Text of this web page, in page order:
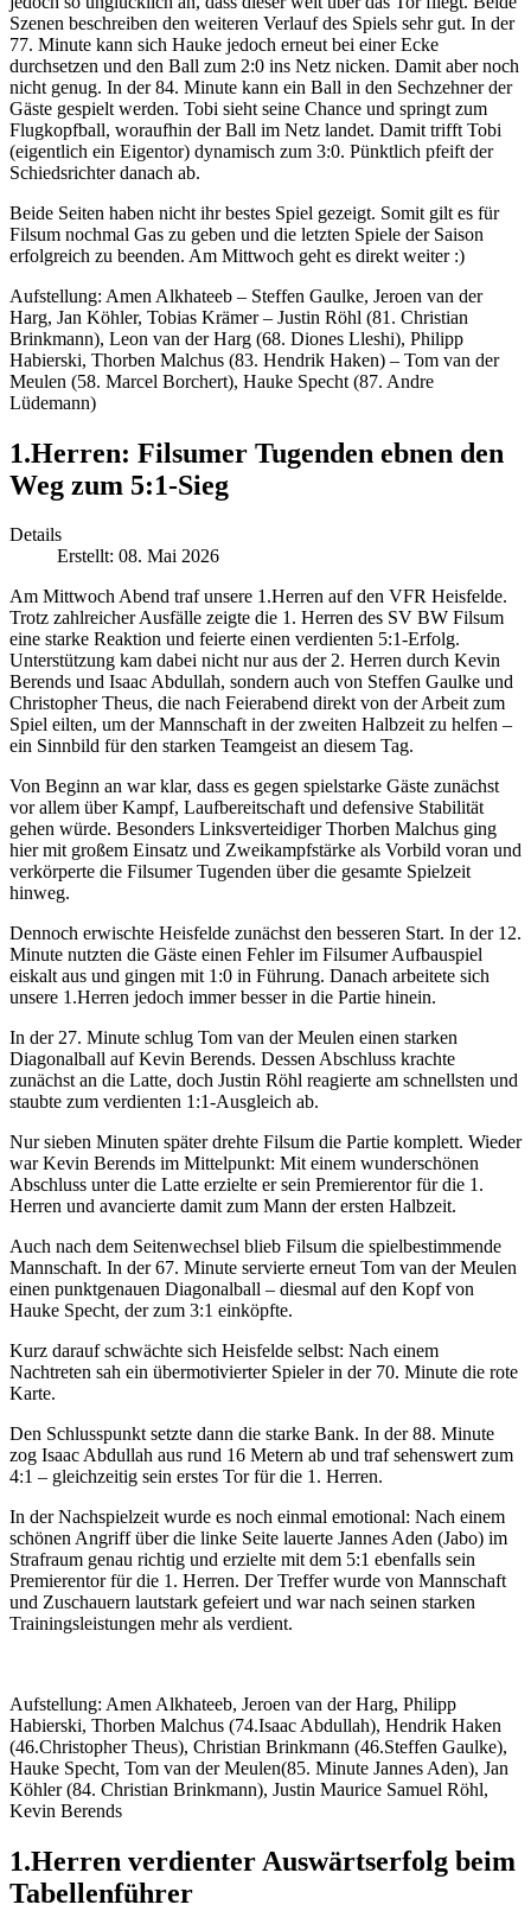
Szenen beschreiben den weiteren Verlauf des Spiels sehr gut. In der
77. Minute kann sich Hauke jedoch erneut bei einer Ecke
durchsetzen und den Ball zum 2:0 ins Netz nicken. Damit aber noch
nicht genug. In der 84. Minute kann ein Ball in den Sechzehner der
Gäste gespielt werden. Tobi sieht seine Chance und springt zum
Flugkopfball, woraufhin der Ball im Netz landet. Damit trifft Tobi
(eigentlich ein Eigentor) dynamisch zum 3:0. Pünktlich pfeift der
Schiedsrichter danach ab.
Beide Seiten haben nicht ihr bestes Spiel gezeigt. Somit gilt es für
Filsum nochmal Gas zu geben und die letzten Spiele der Saison
erfolgreich zu beenden. Am Mittwoch geht es direkt weiter :)
Aufstellung: Amen Alkhateeb – Steffen Gaulke, Jeroen van der
Harg, Jan Köhler, Tobias Krämer – Justin Röhl (81. Christian
Brinkmann), Leon van der Harg (68. Diones Lleshi), Philipp
Habierski, Thorben Malchus (83. Hendrik Haken) – Tom van der
Meulen (58. Marcel Borchert), Hauke Specht (87. Andre
Lüdemann)
1.Herren: Filsumer Tugenden ebnen den
Weg zum 5:1-Sieg
Details
Erstellt: 08. Mai 2026
Am Mittwoch Abend traf unsere 1.Herren auf den VFR Heisfelde.
Trotz zahlreicher Ausfälle zeigte die 1. Herren des SV BW Filsum
eine starke Reaktion und feierte einen verdienten 5:1-Erfolg.
Unterstützung kam dabei nicht nur aus der 2. Herren durch Kevin
Berends und Isaac Abdullah, sondern auch von Steffen Gaulke und
Christopher Theus, die nach Feierabend direkt von der Arbeit zum
Spiel eilten, um der Mannschaft in der zweiten Halbzeit zu helfen –
ein Sinnbild für den starken Teamgeist an diesem Tag.
Von Beginn an war klar, dass es gegen spielstarke Gäste zunächst
vor allem über Kampf, Laufbereitschaft und defensive Stabilität
gehen würde. Besonders Linksverteidiger Thorben Malchus ging
hier mit großem Einsatz und Zweikampfstärke als Vorbild voran und
verkörperte die Filsumer Tugenden über die gesamte Spielzeit
hinweg.
Dennoch erwischte Heisfelde zunächst den besseren Start. In der 12.
Minute nutzten die Gäste einen Fehler im Filsumer Aufbauspiel
eiskalt aus und gingen mit 1:0 in Führung. Danach arbeitete sich
unsere 1.Herren jedoch immer besser in die Partie hinein.
In der 27. Minute schlug Tom van der Meulen einen starken
Diagonalball auf Kevin Berends. Dessen Abschluss krachte
zunächst an die Latte, doch Justin Röhl reagierte am schnellsten und
staubte zum verdienten 1:1-Ausgleich ab.
Nur sieben Minuten später drehte Filsum die Partie komplett. Wieder
war Kevin Berends im Mittelpunkt: Mit einem wunderschönen
Abschluss unter die Latte erzielte er sein Premierentor für die 1.
Herren und avancierte damit zum Mann der ersten Halbzeit.
Auch nach dem Seitenwechsel blieb Filsum die spielbestimmende
Mannschaft. In der 67. Minute servierte erneut Tom van der Meulen
einen punktgenauen Diagonalball – diesmal auf den Kopf von
Hauke Specht, der zum 3:1 einköpfte.
Kurz darauf schwächte sich Heisfelde selbst: Nach einem
Nachtreten sah ein übermotivierter Spieler in der 70. Minute die rote
Karte.
Den Schlusspunkt setzte dann die starke Bank. In der 88. Minute
zog Isaac Abdullah aus rund 16 Metern ab und traf sehenswert zum
4:1 – gleichzeitig sein erstes Tor für die 1. Herren.
In der Nachspielzeit wurde es noch einmal emotional: Nach einem
schönen Angriff über die linke Seite lauerte Jannes Aden (Jabo) im
Strafraum genau richtig und erzielte mit dem 5:1 ebenfalls sein
Premierentor für die 1. Herren. Der Treffer wurde von Mannschaft
und Zuschauern lautstark gefeiert und war nach seinen starken
Trainingsleistungen mehr als verdient.
Aufstellung: Amen Alkhateeb, Jeroen van der Harg, Philipp
Habierski, Thorben Malchus (74.Isaac Abdullah), Hendrik Haken
(46.Christopher Theus), Christian Brinkmann (46.Steffen Gaulke),
Hauke Specht, Tom van der Meulen(85. Minute Jannes Aden), Jan
Köhler (84. Christian Brinkmann), Justin Maurice Samuel Röhl,
Kevin Berends
1.Herren verdienter Auswärtserfolg beim
Tabellenführer